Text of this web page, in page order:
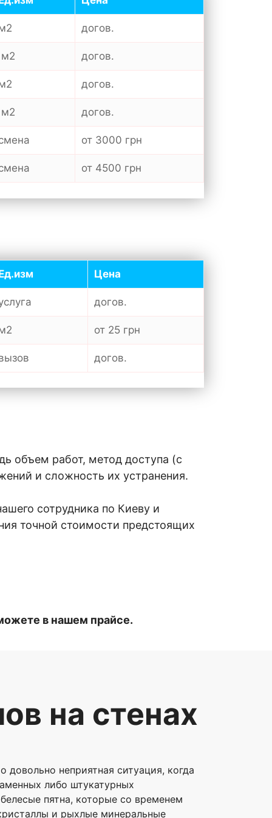
догов.
догов.
догов.
догов.
от 3000 грн
от 4500 грн
Цена
догов.
от 25 грн
догов.
объем работ, метод доступа (с
и сложность их устранения.
сотрудника по Киеву и
точной стоимости предстоящих
в нашем прайсе.
на стенах
довольно неприятная ситуация, когда
либо штукатурных
пятна, которые со временем
и рыхлые минеральные